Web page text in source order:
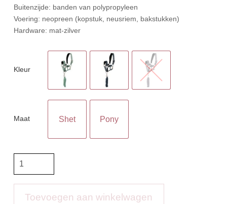
Buitenzijde: banden van polypropyleen
Voering: neopreen (kopstuk, neusriem, bakstukken)
Hardware: mat-zilver
Kleur
Maat Shet Pony
aantalToevoegen aan winkelwagen